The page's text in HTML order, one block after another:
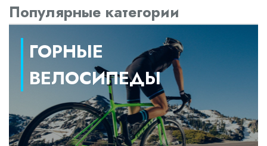
Популярные категории
ГОРНЫЕ
ВЕЛОСИПЕДЫ